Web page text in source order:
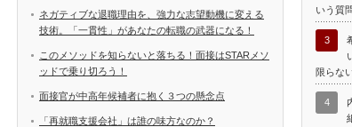
ネガティブな退職理由を、強力な志望動機に変える
技術。「一貫性」があなたの転職の武器になる！
このメソッドを知らないと落ちる！面接はSTARメソ
ッドで乗り切ろう！
面接官が中高年候補者に抱く３つの懸念点
「再就職支援会社」は誰の味方なのか？
いう質
3
限らな
4